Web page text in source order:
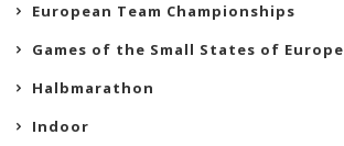
European Team Championships
Games of the Small States of Europe
Halbmarathon
Indoor